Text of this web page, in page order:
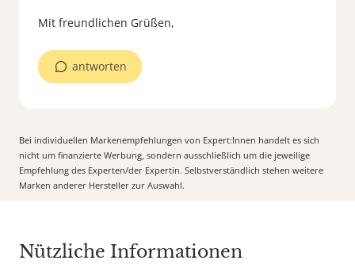
antworten
Bei individuellen Markenempfehlungen von Expert:Innen handelt es sich
nicht um finanzierte Werbung, sondern ausschließlich um die jeweilige
Empfehlung des Experten/der Expertin. Selbstverständlich stehen weitere
Marken anderer Hersteller zur Auswahl.
Nützliche Informationen